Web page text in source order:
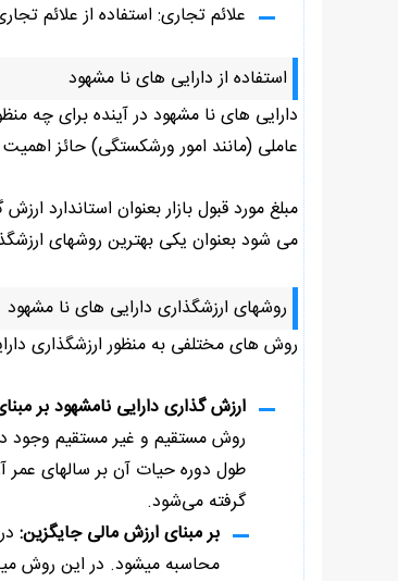
علائم تجاری: استفاده از علائم
استفاده از دارایی های نا مشهود
دارایی های نا مشهود در آینده برای چه
عاملی (مانند امور ورشکستگی) حائز
مبلغ مورد قبول بازار بعنوان استاندارد
می شود بعنوان یکی بهترین روشهای
روشهای ارزشگذاری دارایی های نا مشهود
روش های مختلفی به منظور ارزشگذاری
ارزش گذاری دارایی نامشهود بر
روش مستقیم و غیر مستقیم وجود
طول دوره حیات آن بر سالهای عمر
گرفته می‌شود.
بر مبنای ارزش مالی جایگزین:
محاسبه میشود. در این روش